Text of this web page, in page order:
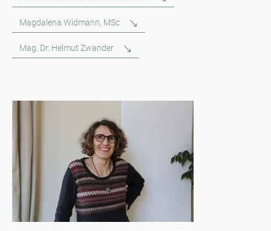
Magdalena Widmann, MSc
Mag. Dr. Helmut Zwander